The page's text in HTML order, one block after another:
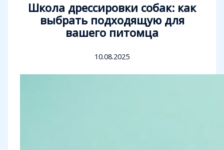
Школа дрессировки собак: как
выбрать подходящую для
вашего питомца
10.08.2025